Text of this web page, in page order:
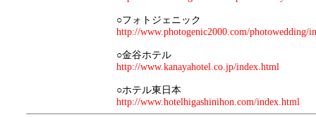
○フォトジェニック
http://www.photogenic2000.com/photowedding/
○金谷ホテル
http://www.kanayahotel.co.jp/index.html
○ホテル東日本
http://www.hotelhigashinihon.com/index.html